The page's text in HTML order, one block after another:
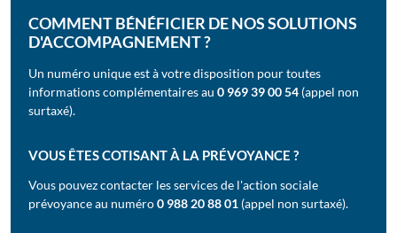
COMMENT BÉNÉFICIER DE NOS SOLUTIONS
D'ACCOMPAGNEMENT ?
Un numéro unique est à votre disposition pour toutes
informations complémentaires au 0 969 39 00 54 (appel non
surtaxé).
VOUS ÊTES COTISANT À LA PRÉVOYANCE ?
Vous pouvez contacter les services de l'action sociale
prévoyance au numéro0 988 20 88 01 (appel non surtaxé).